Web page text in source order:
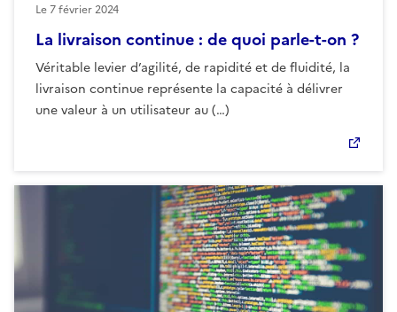
La livraison continue : de quoi parle-t-on ?
Véritable levier d’agilité, de rapidité et de fluidité, la
livraison continue représente la capacité à délivrer
une valeur à un utilisateur au (…)
Le7 février 2024